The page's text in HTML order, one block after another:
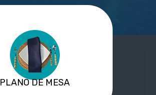
PLANO DE MESA